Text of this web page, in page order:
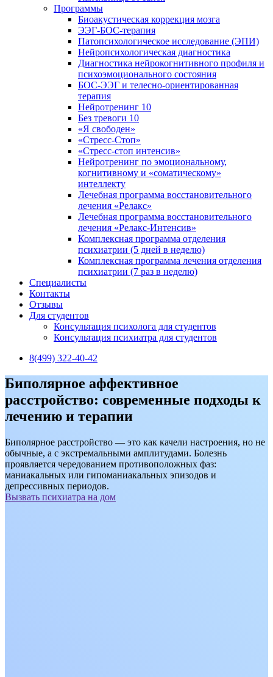
Программы
Биоакустическая коррекция мозга
ЭЭГ-БОС-терапия
Патопсихологическое исследование (ЭПИ)
Нейропсихологическая диагностика
Диагностика нейрокогнитивного профиля и
психоэмоционального состояния
БОС-ЭЭГ и телесно-ориентированная
терапия
Нейротренинг 10
Без тревоги 10
«Я свободен»
«Стресс-Стоп»
«Стресс-стоп интенсив»
Нейротренинг по эмоциональному,
когнитивному и «соматическому»
интеллекту
Лечебная программа восстановительного
лечения «Релакс»
Лечебная программа восстановительного
лечения «Релакс-Интенсив»
Комплексная программа отделения
психиатрии (5 дней в неделю)
Комплексная программа лечения отделения
психиатрии (7 раз в неделю)
Специалисты
Контакты
Отзывы
Для студентов
Консультация психолога для студентов
Консультация психиатра для студентов
8(499) 322-40-42
Биполярное аффективное
расстройство: современные подходы к
лечению и терапии
Биполярное расстройство — это как качели настроения, но не
обычные, а с экстремальными амплитудами. Болезнь
проявляется чередованием противоположных фаз:
маниакальных или гипоманиакальных эпизодов и
депрессивных периодов.
Вызвать психиатра на дом